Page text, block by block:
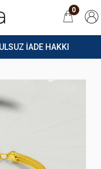
İADE HAKKI
0